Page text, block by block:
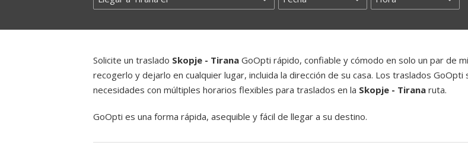
Solicite un traslado Skopje - Tirana GoOpti rápido, confiable y cómodo en solo un par de
recogerlo y dejarlo en cualquier lugar, incluida la dirección de su casa. Los traslados GoOpti
necesidades con múltiples horarios flexibles para traslados en la Skopje - Tirana ruta.
GoOpti es una forma rápida, asequible y fácil de llegar a su destino.